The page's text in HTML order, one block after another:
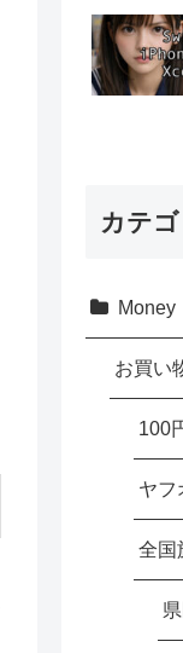
カテ
Money
お買い
100
ヤフ
全国